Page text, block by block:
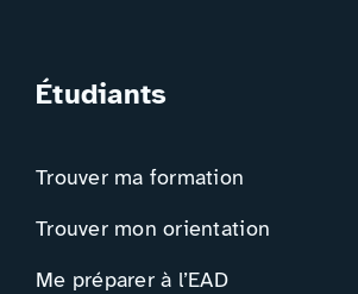
Étudiants
Trouver ma formation
Trouver mon orientation
Me préparer à l’EAD